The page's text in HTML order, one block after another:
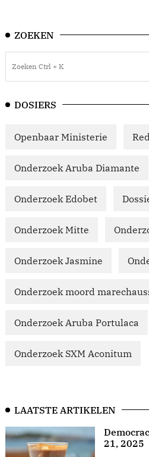
ZOEKEN
DOSIERS
Openbaar Ministerie
Onderzoek Aruba Diamante
Onderzoek Edobet
Onderzoek Mitte
Onderzoek Jasmine
Onderzoek moord
Onderzoek Aruba Portulaca
Onderzoek SXM Aconitum
LAATSTE ARTIKELEN
21, 2025